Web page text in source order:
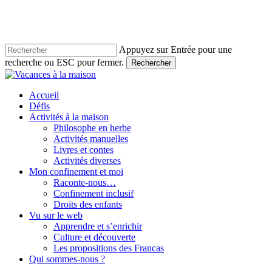
content
Appuyez sur Entrée pour une
recherche ou ESC pour fermer.
Rechercher
Close
account
Menu
Accueil
Défis
Activités à la maison
Philosophe en herbe
Activités manuelles
Livres et contes
Activités diverses
Mon confinement et moi
Raconte-nous…
Confinement inclusif
Droits des enfants
Vu sur le web
Apprendre et s’enrichir
Culture et découverte
Les propositions des Francas
Qui sommes-nous ?